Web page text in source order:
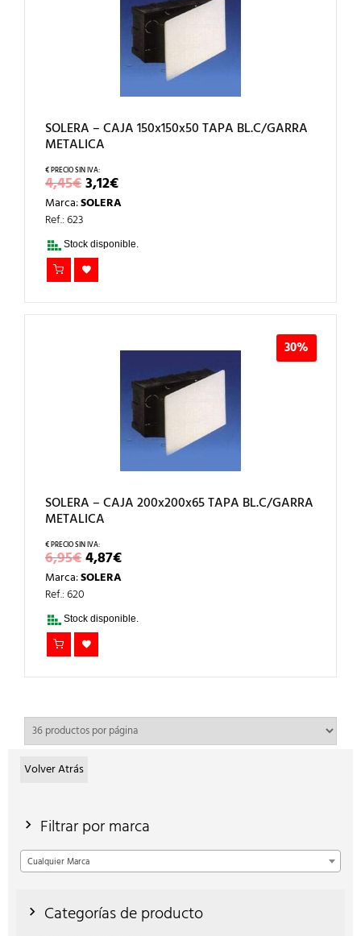
SOLERA – CAJA 150x150x50 TAPA BL.C/GARRA
METALICA
4,45€EL
PRECIO
ORIGINAL
4,45€.
3,12€EL
PRECIO
ACTUAL
3,12€.
Marca:SOLERA
Ref.: 623
Stock disponible.
30%
SOLERA – CAJA 200x200x65 TAPA BL.C/GARRA
METALICA
6,95€EL
PRECIO
ORIGINAL
6,95€.
4,87€EL
PRECIO
ACTUAL
4,87€.
Marca:SOLERA
Ref.: 620
Stock disponible.
Volver Atrás
Filtrar por marca
Cualquier Marca
Categorías de producto